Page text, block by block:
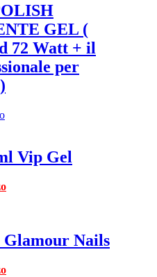
GEL (
72 Watt + il
per
Vip Gel
Nails